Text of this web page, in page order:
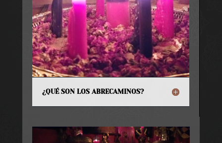
¿QUÉ SON LOS ABRECAMINOS?